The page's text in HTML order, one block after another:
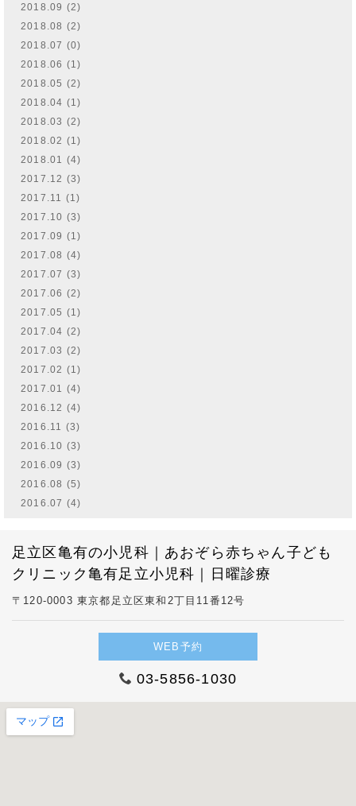
2018.09 (2)
2018.08 (2)
2018.07 (0)
2018.06 (1)
2018.05 (2)
2018.04 (1)
2018.03 (2)
2018.02 (1)
2018.01 (4)
2017.12 (3)
2017.11 (1)
2017.10 (3)
2017.09 (1)
2017.08 (4)
2017.07 (3)
2017.06 (2)
2017.05 (1)
2017.04 (2)
2017.03 (2)
2017.02 (1)
2017.01 (4)
2016.12 (4)
2016.11 (3)
2016.10 (3)
2016.09 (3)
2016.08 (5)
2016.07 (4)
足立区亀有の小児科｜あおぞら赤ちゃん子ども
クリニック亀有足立小児科｜日曜診療
〒120-0003 東京都足立区東和2丁目11番12号
WEB予約
03-5856-1030